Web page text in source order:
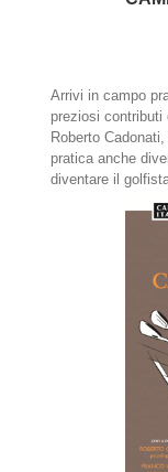
Arrivi in campo
preziosi contributi
Roberto
pratica anche
diventare il